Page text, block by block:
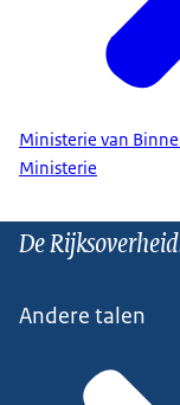
Ministerie van
Ministerie
De
Andere talen